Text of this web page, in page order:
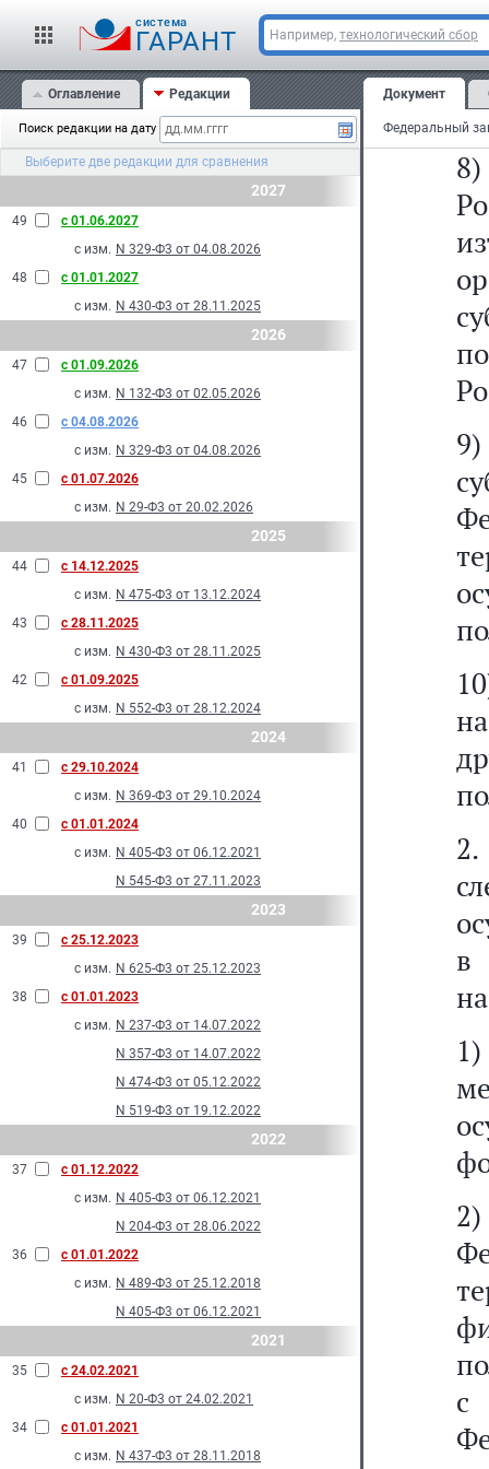
cистема
ГАРАНТ Например, технологический сбор
Оглавление Редакции
Поиск редакции на дату
Выберите две редакции для сравнения
2027
49
с 01.06.2027
с изм. N 329-Ф3 от 04.08.2026
48
с 01.01.2027
с изм. N 430-Ф3 от 28.11.2025
2026
47
с 01.09.2026
с изм. N 132-Ф3 от 02.05.2026
46
с 04.08.2026
с изм. N 329-Ф3 от 04.08.2026
45
с 01.07.2026
с изм. N 29-Ф3 от 20.02.2026
2025
44
с 14.12.2025
с изм. N 475-Ф3 от 13.12.2024
43
с 28.11.2025
с изм. N 430-Ф3 от 28.11.2025
42
с 01.09.2025
с изм. N 552-Ф3 от 28.12.2024
2024
41
с 29.10.2024
с изм. N 369-Ф3 от 29.10.2024
40
с 01.01.2024
с изм. N 405-Ф3 от 06.12.2021
N 545-Ф3 от 27.11.2023
2023
39
с 25.12.2023
с изм. N 625-Ф3 от 25.12.2023
38
с 01.01.2023
с изм. N 237-Ф3 от 14.07.2022
N 357-Ф3 от 14.07.2022
N 474-Ф3 от 05.12.2022
N 519-Ф3 от 19.12.2022
2022
37
с 01.12.2022
с изм. N 405-Ф3 от 06.12.2021
N 204-Ф3 от 28.06.2022
36
с 01.01.2022
с изм. N 489-Ф3 от 25.12.2018
N 405-Ф3 от 06.12.2021
2021
35
с 24.02.2021
с изм. N 20-Ф3 от 24.02.2021
34
с 01.01.2021
с изм. N 437-Ф3 от 28.11.2018
Документ
в